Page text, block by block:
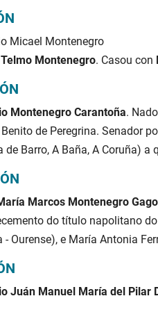
Micael Montenegro
Montenegro. Casou con
Montenegro Carantoña.
de Peregrina. Senador
de Barro, A Baña, A Coruña)
Marcos Montenegro Gago
do título napolitano
- Ourense), e María Antonia
Juán Manuel María del Pilar